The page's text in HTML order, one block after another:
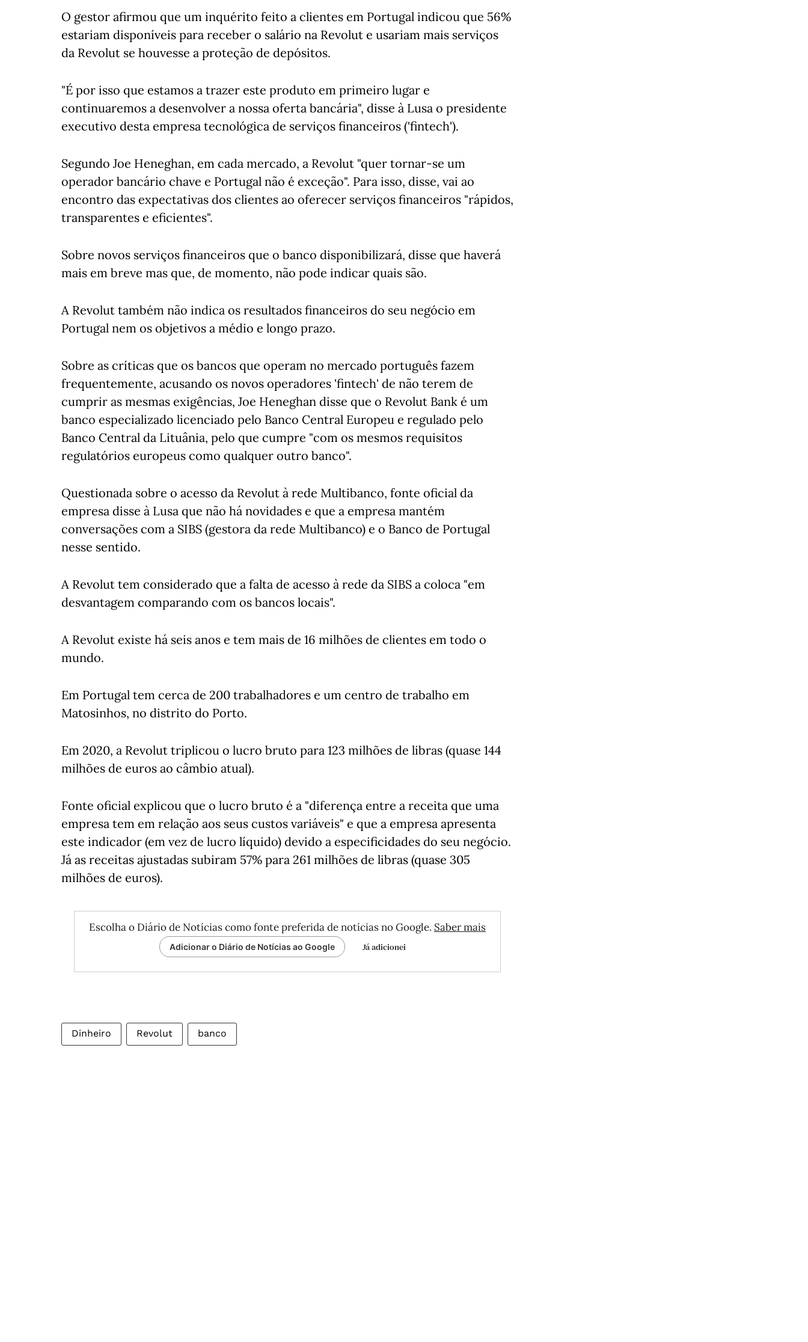
O gestor afirmou que um inquérito feito a clientes em Portugal indicou que 56%
estariam disponíveis para receber o salário na Revolut e usariam mais serviços
da Revolut se houvesse a proteção de depósitos.
"É por isso que estamos a trazer este produto em primeiro lugar e
continuaremos a desenvolver a nossa oferta bancária", disse à Lusa o presidente
executivo desta empresa tecnológica de serviços financeiros ('fintech').
Segundo Joe Heneghan, em cada mercado, a Revolut "quer tornar-se um
operador bancário chave e Portugal não é exceção". Para isso, disse, vai ao
encontro das expectativas dos clientes ao oferecer serviços financeiros "rápidos,
transparentes e eficientes".
Sobre novos serviços financeiros que o banco disponibilizará, disse que haverá
mais em breve mas que, de momento, não pode indicar quais são.
A Revolut também não indica os resultados financeiros do seu negócio em
Portugal nem os objetivos a médio e longo prazo.
Sobre as críticas que os bancos que operam no mercado português fazem
frequentemente, acusando os novos operadores 'fintech' de não terem de
cumprir as mesmas exigências, Joe Heneghan disse que o Revolut Bank é um
banco especializado licenciado pelo Banco Central Europeu e regulado pelo
Banco Central da Lituânia, pelo que cumpre "com os mesmos requisitos
regulatórios europeus como qualquer outro banco".
Questionada sobre o acesso da Revolut à rede Multibanco, fonte oficial da
empresa disse à Lusa que não há novidades e que a empresa mantém
conversações com a SIBS (gestora da rede Multibanco) e o Banco de Portugal
nesse sentido.
A Revolut tem considerado que a falta de acesso à rede da SIBS a coloca "em
desvantagem comparando com os bancos locais".
A Revolut existe há seis anos e tem mais de 16 milhões de clientes em todo o
mundo.
Em Portugal tem cerca de 200 trabalhadores e um centro de trabalho em
Matosinhos, no distrito do Porto.
Em 2020, a Revolut triplicou o lucro bruto para 123 milhões de libras (quase 144
milhões de euros ao câmbio atual).
Fonte oficial explicou que o lucro bruto é a "diferença entre a receita que uma
empresa tem em relação aos seus custos variáveis" e que a empresa apresenta
este indicador (em vez de lucro líquido) devido a especificidades do seu negócio.
Já as receitas ajustadas subiram 57% para 261 milhões de libras (quase 305
milhões de euros).
Escolha o Diário de Notícias como fonte preferida de notícias no Google. Saber mais
Adicionar o Diário de Notícias ao Google Já adicionei
Dinheiro Revolut banco